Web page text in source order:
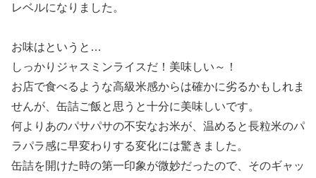
レベルになりました。
お味はというと…
しっかりジャスミンライスだ！美味しい～！
お店で食べるような高級米感からは確かに劣るかもしれま
せんが、缶詰ご飯と思うと十分に美味しいです。
何よりあのパサパサの不安なお米が、温めると長粒米のパ
ラパラ感に早変わりする変化には驚きました。
缶詰を開けた時の第一印象が微妙だったので、そのギャッ